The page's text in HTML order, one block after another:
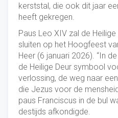
kerststal, die ook dit jaar
heeft gekregen.
Paus Leo XIV zal de
sluiten op het Hoogfeest
Heer (6 januari 2026). “In
de Heilige Deur symbool
verlossing, de weg naar
die Jezus voor de
paus Franciscus in de bul
destijds afkondigde.